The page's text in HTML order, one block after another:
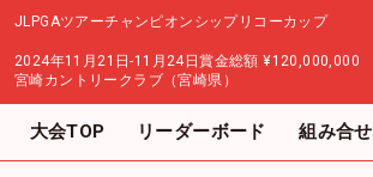
JLPGAツアーチャンピオンシップリコーカップ
2024年11月21日-11月24日賞金総額 ¥120,000,000
宮崎カントリークラブ（宮崎県）
大会TOP リーダーボード 組み合せ